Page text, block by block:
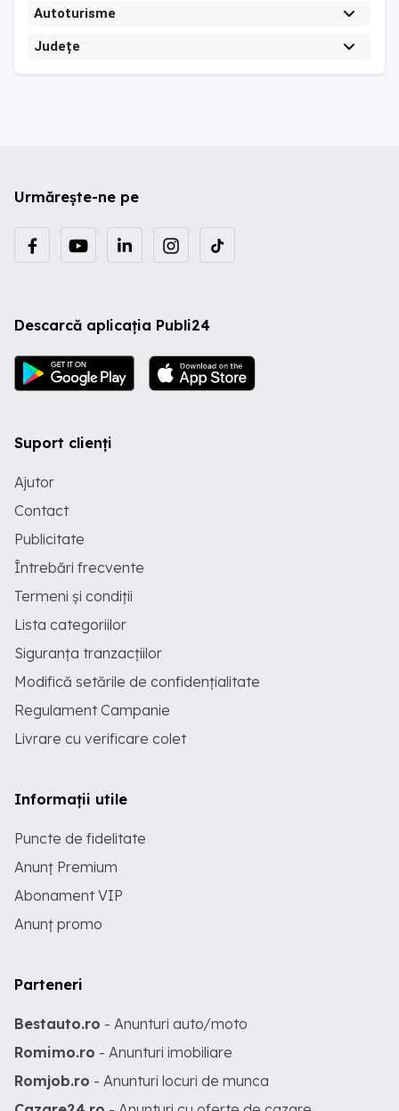
Autoturisme
Județe
Urmărește-ne pe
Descarcă aplicația Publi24
Suport clienți
Ajutor
Contact
Publicitate
Întrebări frecvente
Termeni și condiții
Lista categoriilor
Siguranța tranzacțiilor
Modifică setările de confidențialitate
Regulament Campanie
Livrare cu verificare colet
Informații utile
Puncte de fidelitate
Anunț Premium
Abonament VIP
Anunț promo
Parteneri
Bestauto.ro - Anunturi auto/moto
Romimo.ro - Anunturi imobiliare
Romjob.ro - Anunturi locuri de munca